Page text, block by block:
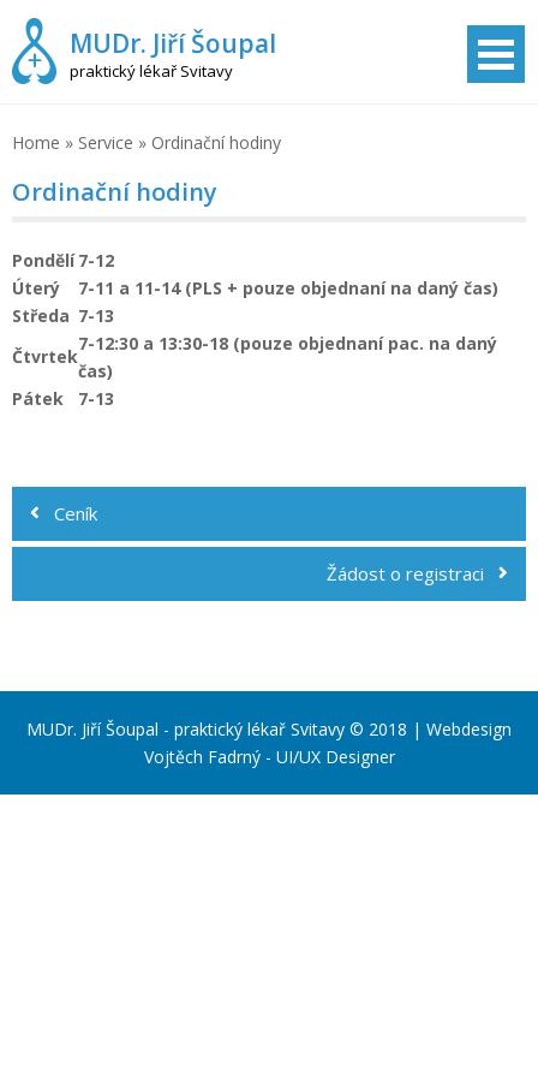
content
MUDr. Jiří Šoupal
praktický lékař Svitavy
Home » Service » Ordinační hodiny
Ordinační hodiny
Pondělí 7-12
Úterý
7-11 a 11-14 (PLS + pouze objednaní na daný čas)
Středa 7-13
Čtvrtek
7-12:30 a 13:30-18 (pouze objednaní pac. na daný
čas)
Pátek
7-13
Navigace
pro
příspěvek
Ceník
Žádost o registraci
MUDr. Jiří Šoupal - praktický lékař Svitavy © 2018 | Webdesign
Vojtěch Fadrný - UI/UX Designer